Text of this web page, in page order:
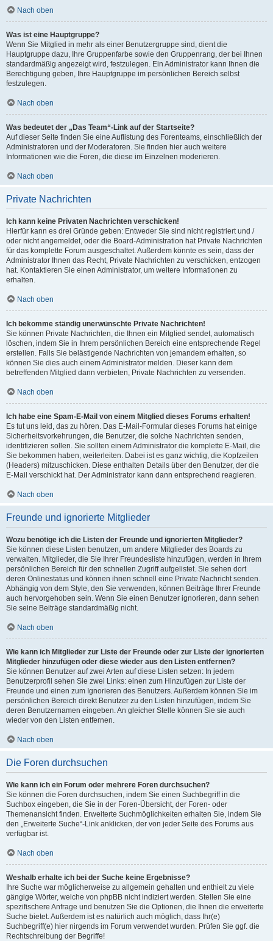
Nach oben
Was ist eine Hauptgruppe?
Wenn Sie Mitglied in mehr als einer Benutzergruppe sind, dient die
Hauptgruppe dazu, Ihre Gruppenfarbe sowie den Gruppenrang, der bei Ihnen
standardmäßig angezeigt wird, festzulegen. Ein Administrator kann Ihnen die
Berechtigung geben, Ihre Hauptgruppe im persönlichen Bereich selbst
festzulegen.
Nach oben
Was bedeutet der „Das Team“-Link auf der Startseite?
Auf dieser Seite finden Sie eine Auflistung des Forenteams, einschließlich der
Administratoren und der Moderatoren. Sie finden hier auch weitere
Informationen wie die Foren, die diese im Einzelnen moderieren.
Nach oben
Private Nachrichten
Ich kann keine Privaten Nachrichten verschicken!
Hierfür kann es drei Gründe geben: Entweder Sie sind nicht registriert und /
oder nicht angemeldet, oder die Board-Administration hat Private Nachrichten
für das komplette Forum ausgeschaltet. Außerdem könnte es sein, dass der
Administrator Ihnen das Recht, Private Nachrichten zu verschicken, entzogen
hat. Kontaktieren Sie einen Administrator, um weitere Informationen zu
erhalten.
Nach oben
Ich bekomme ständig unerwünschte Private Nachrichten!
Sie können Private Nachrichten, die Ihnen ein Mitglied sendet, automatisch
löschen, indem Sie in Ihrem persönlichen Bereich eine entsprechende Regel
erstellen. Falls Sie belästigende Nachrichten von jemandem erhalten, so
können Sie dies auch einem Administrator melden. Dieser kann dem
betreffenden Mitglied dann verbieten, Private Nachrichten zu versenden.
Nach oben
Ich habe eine Spam-E-Mail von einem Mitglied dieses Forums erhalten!
Es tut uns leid, das zu hören. Das E-Mail-Formular dieses Forums hat einige
Sicherheitsvorkehrungen, die Benutzer, die solche Nachrichten senden,
identifizieren sollen. Sie sollten einem Administrator die komplette E-Mail, die
Sie bekommen haben, weiterleiten. Dabei ist es ganz wichtig, die Kopfzeilen
(Headers) mitzuschicken. Diese enthalten Details über den Benutzer, der die
E-Mail verschickt hat. Der Administrator kann dann entsprechend reagieren.
Nach oben
Freunde und ignorierte Mitglieder
Wozu benötige ich die Listen der Freunde und ignorierten Mitglieder?
Sie können diese Listen benutzen, um andere Mitglieder des Boards zu
verwalten. Mitglieder, die Sie Ihrer Freundesliste hinzufügen, werden in Ihrem
persönlichen Bereich für den schnellen Zugriff aufgelistet. Sie sehen dort
deren Onlinestatus und können ihnen schnell eine Private Nachricht senden.
Abhängig von dem Style, den Sie verwenden, können Beiträge Ihrer Freunde
auch hervorgehoben sein. Wenn Sie einen Benutzer ignorieren, dann sehen
Sie seine Beiträge standardmäßig nicht.
Nach oben
Wie kann ich Mitglieder zur Liste der Freunde oder zur Liste der ignorierten
Mitglieder hinzufügen oder diese wieder aus den Listen entfernen?
Sie können Benutzer auf zwei Arten auf diese Listen setzen: In jedem
Benutzerprofil sehen Sie zwei Links: einen zum Hinzufügen zur Liste der
Freunde und einen zum Ignorieren des Benutzers. Außerdem können Sie im
persönlichen Bereich direkt Benutzer zu den Listen hinzufügen, indem Sie
deren Benutzernamen eingeben. An gleicher Stelle können Sie sie auch
wieder von den Listen entfernen.
Nach oben
Die Foren durchsuchen
Wie kann ich ein Forum oder mehrere Foren durchsuchen?
Sie können die Foren durchsuchen, indem Sie einen Suchbegriff in die
Suchbox eingeben, die Sie in der Foren-Übersicht, der Foren- oder
Themenansicht finden. Erweiterte Suchmöglichkeiten erhalten Sie, indem Sie
den „Erweiterte Suche“-Link anklicken, der von jeder Seite des Forums aus
verfügbar ist.
Nach oben
Weshalb erhalte ich bei der Suche keine Ergebnisse?
Ihre Suche war möglicherweise zu allgemein gehalten und enthielt zu viele
gängige Wörter, welche von phpBB nicht indiziert werden. Stellen Sie eine
spezifischere Anfrage und benutzen Sie die Optionen, die Ihnen die erweiterte
Suche bietet. Außerdem ist es natürlich auch möglich, dass Ihr(e)
Suchbegriff(e) hier nirgends im Forum verwendet wurden. Prüfen Sie ggf. die
Rechtschreibung der Begriffe!